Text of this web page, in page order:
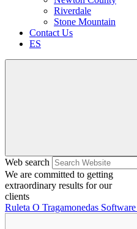
Riverdale
Stone Mountain
Contact Us
ES
Web search
We are committed to getting
extraordinary results for our
clients
Ruleta O Tragamonedas